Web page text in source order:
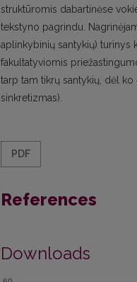
struktūromis dabartinėse
tekstyno pagrindu.
aplinkybinių santykių) turinys
fakultatyviomis
tarp tam tikrų santykių, dėl
sinkretizmas).
PDF
References
Downloads